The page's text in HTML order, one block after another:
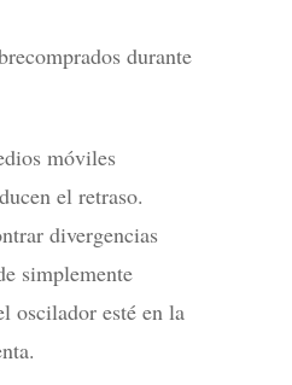
durante
móviles
el retraso.
divergencias
simplemente
oscilador esté en la